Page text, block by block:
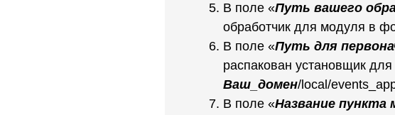
В поле «Путь вашего
обработчик для модуля в
В поле «Путь для
распакован установщик
Ваш_домен/local/
В поле «Название пункта